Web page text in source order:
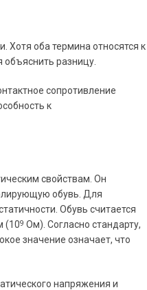
Хотя оба термина относятся к
разницу.
сопротивление
к
свойствам. Он
обувь. Для
Обувь считается
(109 Ом). Согласно стандарту,
значение означает, что
напряжения и